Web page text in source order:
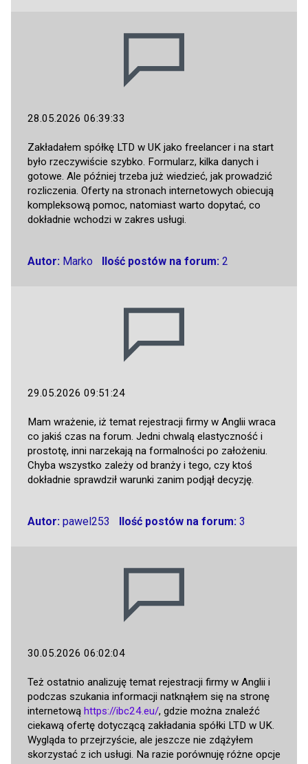
28.05.2026 06:39:33
Zakładałem spółkę LTD w UK jako freelancer i na start
było rzeczywiście szybko. Formularz, kilka danych i
gotowe. Ale później trzeba już wiedzieć, jak prowadzić
rozliczenia. Oferty na stronach internetowych obiecują
kompleksową pomoc, natomiast warto dopytać, co
dokładnie wchodzi w zakres usługi.
Autor: Marko Ilość postów na forum: 2
29.05.2026 09:51:24
Mam wrażenie, iż temat rejestracji firmy w Anglii wraca
co jakiś czas na forum. Jedni chwalą elastyczność i
prostotę, inni narzekają na formalności po założeniu.
Chyba wszystko zależy od branży i tego, czy ktoś
dokładnie sprawdził warunki zanim podjął decyzję.
Autor: pawel253 Ilość postów na forum:3
30.05.2026 06:02:04
Też ostatnio analizuję temat rejestracji firmy w Anglii i
podczas szukania informacji natknąłem się na stronę
internetową https://ibc24.eu/, gdzie można znaleźć
ciekawą ofertę dotyczącą zakładania spółki LTD w UK.
Wygląda to przejrzyście, ale jeszcze nie zdążyłem
skorzystać z ich usługi. Na razie porównuję różne opcje